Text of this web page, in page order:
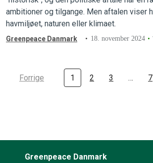
ambitioner og tilgange. Men aftalen viser
havmiljøet, naturen eller klimaet.
Greenpeace Danmark 18. november 2024
Forrige 1 2 3 … 7
Greenpeace Danmark